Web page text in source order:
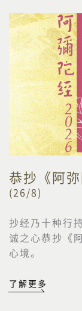
恭抄《阿弥
(26/8)
抄经乃十种行
诚之心恭抄《
心境。
了解更多